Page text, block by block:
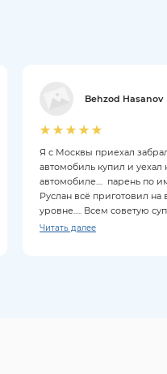
Behzod Hasanov
Я с Москвы приехал
автомобиль купил и уехал
автомобиле.... парень по
Руслан всё приготовил
уровне..... Всем советую
Читать далее